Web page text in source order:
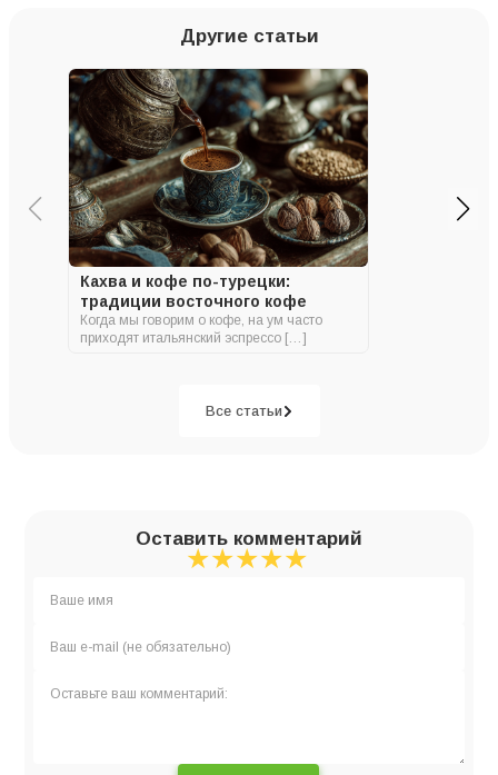
Другие статьи
Кахва и кофе по-турецки:
традиции восточного кофе
Когда мы говорим о кофе, на ум часто
приходят итальянский эспрессо […]
Все статьи
Оставить комментарий
★
★★
★★★
★★★★
★★★★★